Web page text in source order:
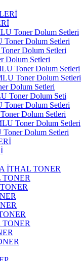
Toner Dolum Setleri
Dolum Setleri
Dolum Setleri
Dolum Setleri
Toner Dolum Setleri
Toner Dolum Setleri
Dolum Setleri
Toner Dolum Seti
Dolum Setleri
Dolum Setleri
Toner Dolum Setleri
Dolum Setleri
İTHAL TONER